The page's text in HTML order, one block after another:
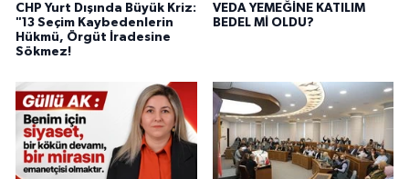
CHP Yurt Dışında Büyük Kriz:
"13 Seçim Kaybedenlerin
Hükmü, Örgüt İradesine
Sökmez!
VEDA YEMEĞİNE KATILIM
BEDEL Mİ OLDU?